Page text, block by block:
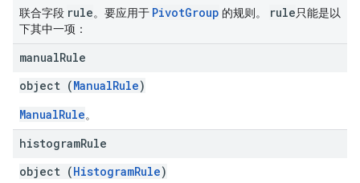
联合字段 rule。要应用于 PivotGroup 的规则。 rule只能是以
下其中一项：
manualRule
object (ManualRule)
ManualRule。
histogramRule
object (HistogramRule)